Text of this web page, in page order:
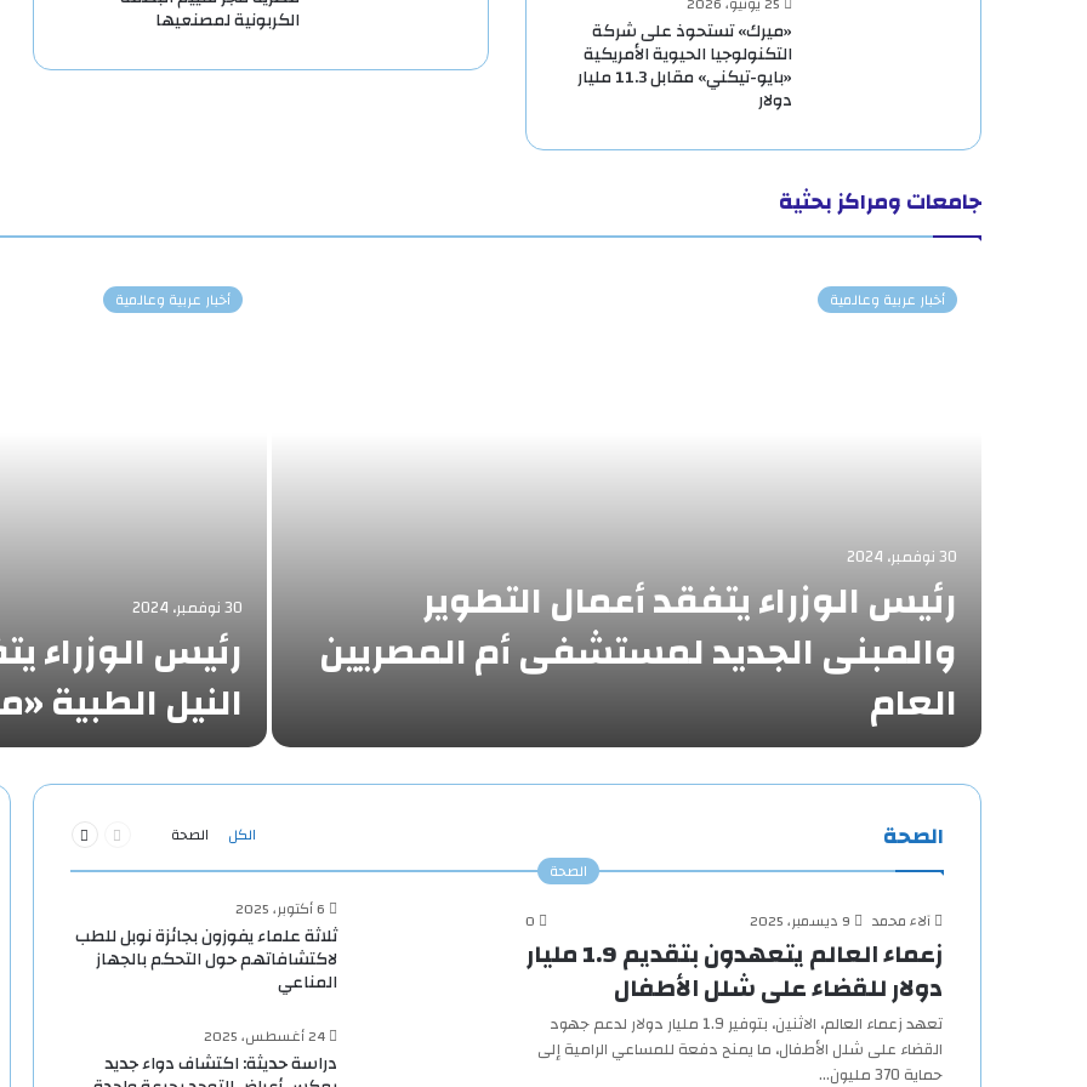
«ميرك» تستحوذ على شركة
التكنولوجيا الحيوية الأمريكية
«بايو-تيكني» مقابل 11.3 مليار
دولار
الكربونية لمصنعيها
جامعات ومراكز بحثية
أخبار عربية وعالمية
30 نوفمبر، 2024
رئيس الوزراء يتفقد أعمال التطوير
والمبنى الجديد لمستشفى أم المصريين
العام
أخبار عربية وعالمية
30 نوفمبر، 2024
رئيس الوزراء
النيل
الصحة الكل الصحة
الصفحة
الصحة
آلاء محمد
9 ديسمبر، 2025 0
زعماء العالم يتعهدون بتقديم 1.9 مليار
دولار للقضاء على شلل الأطفال
تعهد زعماء العالم، الاثنين، بتوفير 1.9 مليار دولار لدعم جهود
القضاء على شلل الأطفال، ما يمنح دفعة للمساعي الرامية إلى
حماية 370 مليون…
6 أكتوبر، 2025
ثلاثة علماء يفوزون بجائزة نوبل للطب
لاكتشافاتهم حول التحكم بالجهاز
المناعي
24 أغسطس، 2025
دراسة حديثة: اكتشاف دواء جديد